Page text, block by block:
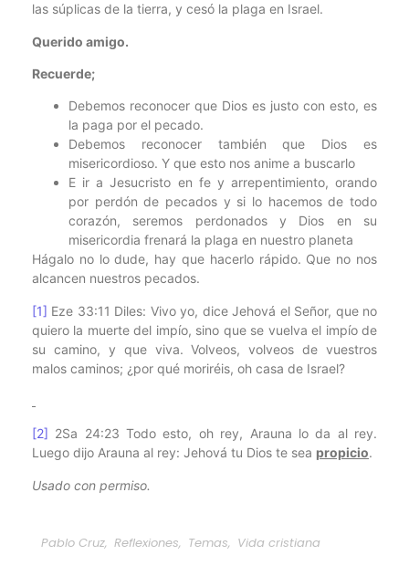
las súplicas de la tierra, y cesó la plaga en Israel.
Querido amigo.
Recuerde;
Debemos reconocer que Dios es justo con esto, es
la paga por el pecado.
Debemos reconocer también que Dios es
misericordioso. Y que esto nos anime a buscarlo
E ir a Jesucristo en fe y arrepentimiento, orando
por perdón de pecados y si lo hacemos de todo
corazón, seremos perdonados y Dios en su
misericordia frenará la plaga en nuestro planeta
Hágalo no lo dude, hay que hacerlo rápido. Que no nos
alcancen nuestros pecados.
[1] Eze 33:11 Diles: Vivo yo, dice Jehová el Señor, que no
quiero la muerte del impío, sino que se vuelva el impío de
su camino, y que viva. Volveos, volveos de vuestros
malos caminos; ¿por qué moriréis, oh casa de Israel?
[2] 2Sa 24:23 Todo esto, oh rey, Arauna lo da al rey.
Luego dijo Arauna al rey: Jehová tu Dios te sea propicio.
Usado con permiso.
Pablo Cruz, Reflexiones, Temas, Vida cristiana